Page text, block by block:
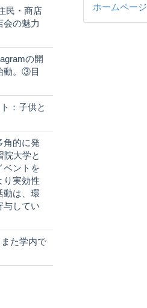
民・商店
会の魅力
の開
動。③目
：子供と
角的に発
院大学と
ベントを
り実効性
動は、環
与してい
た学内で
ホームページ